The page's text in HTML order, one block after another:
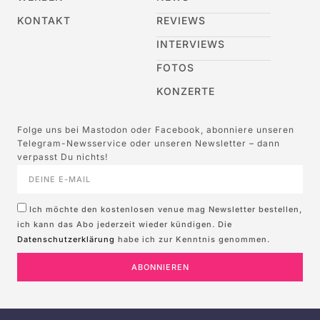
KONTAKT
REVIEWS
INTERVIEWS
FOTOS
KONZERTE
Folge uns bei Mastodon oder Facebook, abonniere unseren
Telegram-Newsservice oder unseren Newsletter – dann
verpasst Du nichts!
Ich möchte den kostenlosen venue mag Newsletter bestellen,
ich kann das Abo jederzeit wieder kündigen. Die
Datenschutzerklärung habe ich zur Kenntnis genommen.
ABONNIEREN